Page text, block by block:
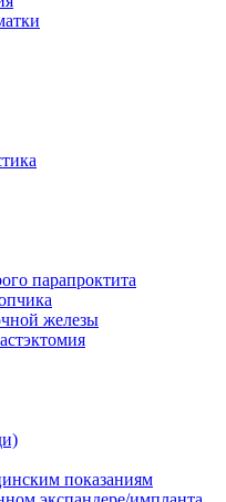
парапроктита
железы
показаниям